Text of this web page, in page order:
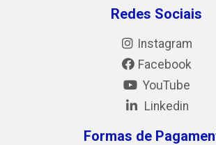
Redes Sociais
Instagram
Facebook
YouTube
Linkedin
Formas de